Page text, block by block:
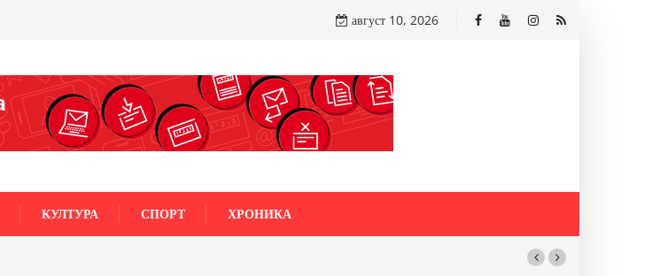
август 10, 2026
КУЛТУРА СПОРТ ХРОНИКА